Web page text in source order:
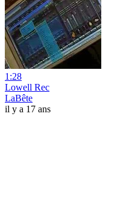
1:28
Lowell Rec
LaBête
il y a 17 ans